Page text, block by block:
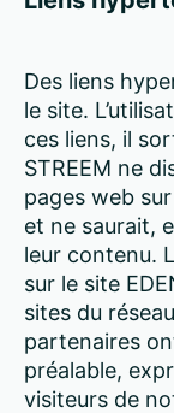
Des liens
le site.
ces liens, il
STREEM ne
pages web
et ne saurait,
leur contenu.
sur le site
sites du
partenaires
préalable,
visiteurs de